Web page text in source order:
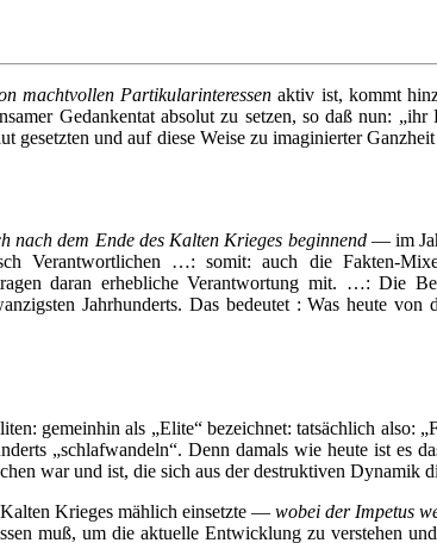
machtvollen Partikularinteressenaktiv ist, kommt
Gedankentat absolut zu setzen, so daß nun:
gesetzten und auf diese Weise zu imaginierter
nach dem Ende des Kalten Krieges beginnend— im
Verantwortlichen …: somit: auch die Fakten-
daran erhebliche Verantwortung mit. …: Die
Jahrhunderts. Das bedeutet : Was heute
gemeinhin als „Elite“ bezeichnet: tatsächlich also:
„schlafwandeln“. Denn damals wie heute ist es
war und ist, die sich aus der destruktiven Dynamik
Kalten Krieges mählich einsetzte —wobei der Impetus
muß, um die aktuelle Entwicklung zu verstehen